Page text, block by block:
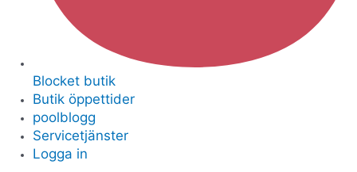
Blocket butik
Butik öppettider
poolblogg
Servicetjänster
Logga in